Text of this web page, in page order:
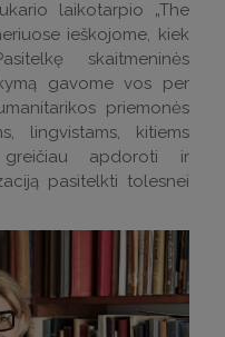
laikotarpio „The
ieškojome, kiek
skaitmeninės
gavome vos per
priemonės
lingvistams, kitiems
greičiau apdoroti ir
pasitelkti tolesnei